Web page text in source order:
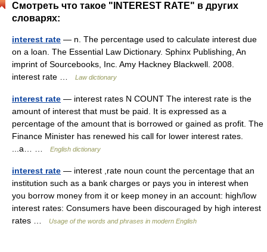
Смотреть что такое "INTEREST RATE" в других
словарях:
interest rate — n. The percentage used to calculate interest due
on a loan. The Essential Law Dictionary. Sphinx Publishing, An
imprint of Sourcebooks, Inc. Amy Hackney Blackwell. 2008.
interest rate …
Law dictionary
interest rate — interest rates N COUNT The interest rate is the
amount of interest that must be paid. It is expressed as a
percentage of the amount that is borrowed or gained as profit. The
Finance Minister has renewed his call for lower interest rates.
...a… …
English dictionary
interest rate — interest ,rate noun count the percentage that an
institution such as a bank charges or pays you in interest when
you borrow money from it or keep money in an account: high/low
interest rates: Consumers have been discouraged by high interest
rates …
Usage of the words and phrases in modern English